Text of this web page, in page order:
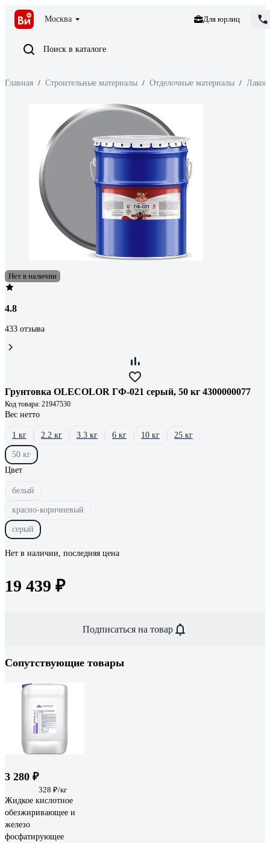
Москва Для юрлиц
Поиск в каталоге
Главная / Строительные материалы / Отделочные материалы /
Нет в наличии
4.8
433 отзыва
Грунтовка OLECOLOR ГФ-021 серый, 50 кг 4300000077
Код товара: 21947530
Вес нетто
1 кг 2.2 кг 3.3 кг 6 кг 10 кг 25 кг
50 кг
Цвет
белый
красно-коричневый
серый
Нет в наличии, последняя цена
19 439 ₽
Подписаться на товар
Сопутствующие товары
3 280 ₽
328 ₽/кг
Жидкое кислотное
обезжиривающее и
железо
фосфатирующее